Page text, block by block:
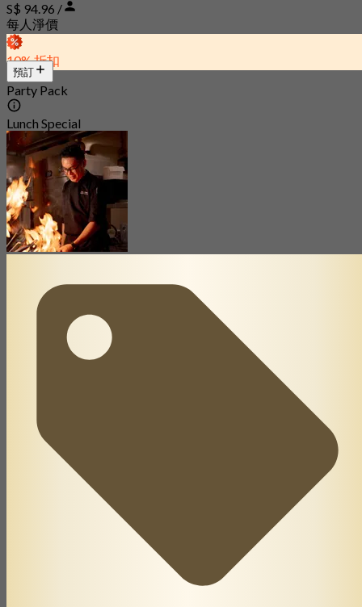
S$ 94.96 /
每人淨價
10% 折扣
預訂
Party Pack
Lunch Special